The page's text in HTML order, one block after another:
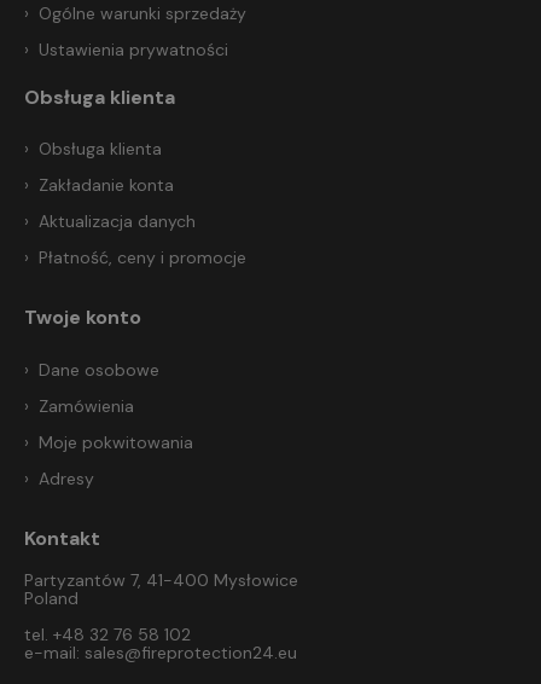
Ogólne warunki sprzedaży
Ustawienia prywatności
Obsługa klienta
Obsługa klienta
Zakładanie konta
Aktualizacja danych
Płatność, ceny i promocje
Twoje konto
Dane osobowe
Zamówienia
Moje pokwitowania
Adresy
Kontakt
Partyzantów 7, 41-400 Mysłowice
Poland
tel. +48 32 76 58 102
e-mail: sales@fireprotection24.eu